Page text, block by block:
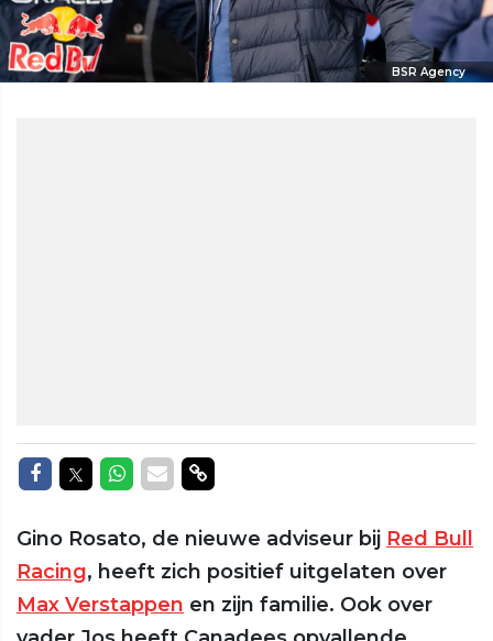
BSR Agency
Delen op Facebook
Delen op Twitter
Delen op Whatsapp
Delen via Mail
Delen via link
Gino Rosato, de nieuwe adviseur bij Red Bull
Racing, heeft zich positief uitgelaten over
Max Verstappen en zijn familie. Ook over